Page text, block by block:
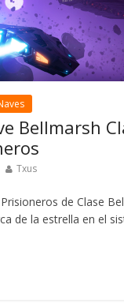
Bellmarsh
Txus
de Clase
de la estrella en el